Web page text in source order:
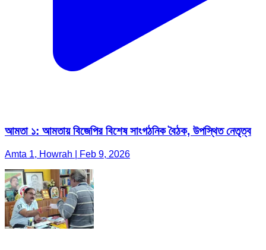
আমতা ১: আমতায় বিজেপির বিশেষ সাংগঠনিক বৈঠক, উপস্থিত নেতৃত্ব
Amta 1, Howrah | Feb 9, 2026